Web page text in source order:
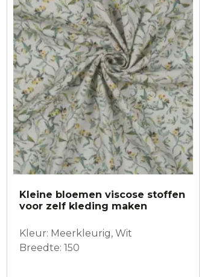
Kleine bloemen viscose stoffen
voor zelf kleding maken
Kleur: Meerkleurig, Wit
Breedte: 150